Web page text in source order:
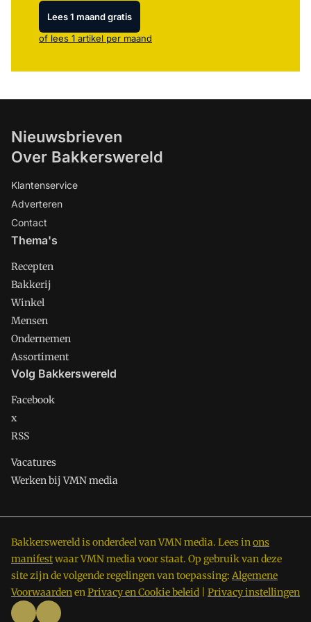
Lees 1 maand gratis
of lees 1 artikel per maand
Nieuwsbrieven
Over Bakkerswereld
Klantenservice
Adverteren
Contact
Thema's
Recepten
Bakkerij
Winkel
Mensen
Ondernemen
Assortiment
Volg Bakkerswereld
Facebook
x
RSS
Vacatures
Werken bij VMN media
Bakkerswereld is onderdeel van VMN media. Lees inons
manifestwaar VMN media voor staat. Op gebruik van deze
site zijn de volgende regelingen van toepassing: Algemene
VoorwaardenenPrivacy en Cookie beleid Privacy instellingen